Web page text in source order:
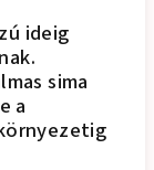
ideig
sima
a